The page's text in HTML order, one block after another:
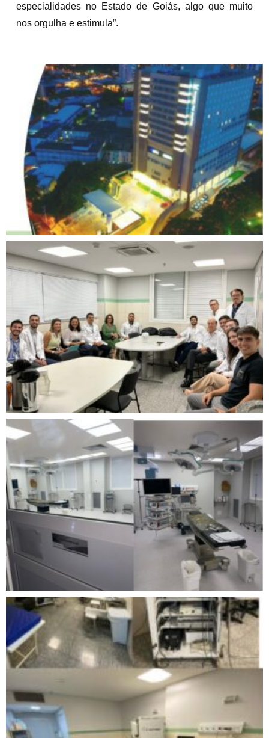
especialidades no Estado de Goiás, algo que muito
nos orgulha e estimula”.